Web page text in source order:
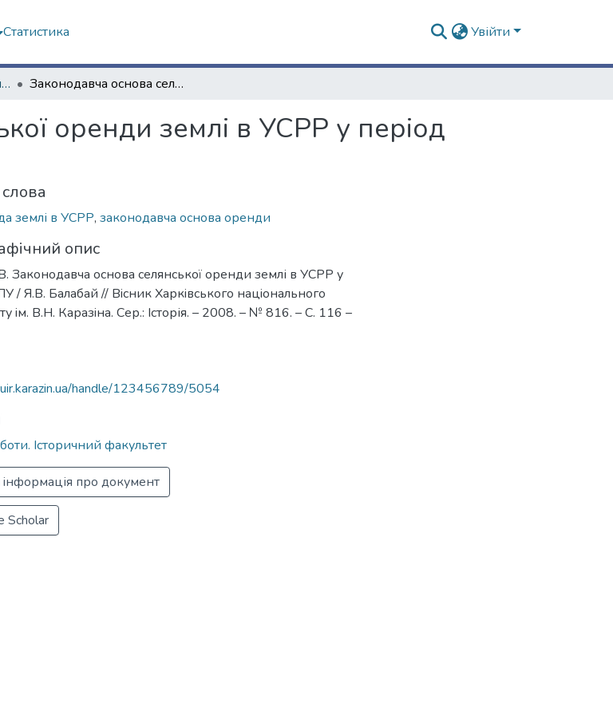
Статистика Увійти
Наукові роботи. Історичний факультет Законодавча основа селянської оренди землі в УСРР у період НЕПУ
оренди землі в УСРР у період
землі в УСРР, законодавча основа оренди
опис
Законодавча основа селянської оренди землі в УСРР у
/ Я.В. Балабай // Вiсник Харкiвського нацiонального
iм. В.Н. Каразiна. Сер.: Історія. – 2008. – № 816. – С. 116 –
handle/123456789/5054
Історичний факультет
про документ
Scholar